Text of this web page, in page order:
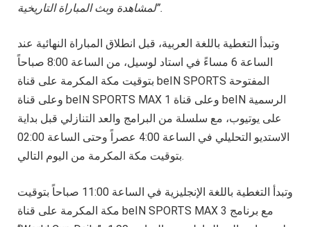
لمشاهدة وبث المباراة التاريخية”.
وتبدأ التغطية باللغة العربية، قبل انطلاق المباراة النهائية عند
الساعة 6 مساءً في استاد لوسيل، من الساعة 8:00 صباحاً
بتوقيت مكة المكرمة على قناة beIN SPORTS المفتوحة
وعلى قناة beIN SPORTS MAX 1 وعلى قناة beIN الرسمية
على يوتيوب، مع سلسلة من البرامج والعد التنازلي قبل بداية
الاستديو التحليلي في الساعة 4:00 عصراً وحتى الساعة 02:00
بتوقيت مكة المكرمة من اليوم التالي.
وتبدأ التغطية باللغة الإنجليزية في الساعة 11:00 صباحاً بتوقيت
مكة المكرمة على قناة beIN SPORTS MAX 3 مع برنامج